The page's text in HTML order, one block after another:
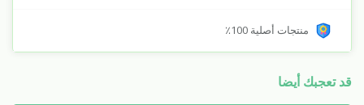
منتجات أصلية 100٪
قد تعجبك أيضا